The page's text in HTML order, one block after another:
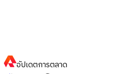
อัปเดตการตลาด